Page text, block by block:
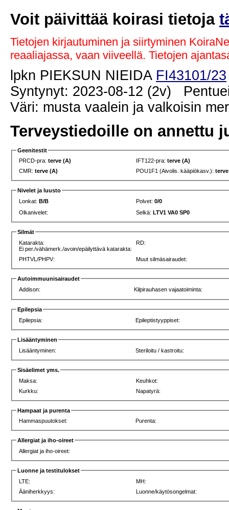
Voit päivittää koirasi tietoja
Tietojen kirjautuminen ja siirtyminen
reaaliajassa, vaan viiveellä. Tietojen
lpkn PIEKSUN NIEIDA FI43101/23
Syntynyt: 2023-08-12 (2v)
Väri: musta vaalein ja valkoisin
Terveystiedoille on annettu
Geenitestit
PRCD-pra:terve (A) IFT122-pra:terve (A)
CMR:terve (A) POU1F1 (Aivolis. kääpiökasv.):
Nivelet ja luusto
Lonkat:B/B Polvet:0/0
Olkanivelet:
Selkä:LTV1 VA0 SP0
Silmät
Katarakta:
Ei per./vähämerk./avoin/epäilyttävä katarakta:
RD:
PHTVL/PHPV: Muut silmäsairaudet:
Autoimmuunisairaudet
Addison:
Kilpirauhasen vajaatoiminta:
Epilepsia
Epilepsia:
Epileptistyyppiset:
Lisääntyminen
Lisääntyminen:
Steriloitu / kastroitu:
Sisäelimet yms.
Maksa:
Keuhkot:
Kurkku:
Napatyrä:
Hampaat ja purenta
Hammaspuutokset:
Purenta:
Allergiat ja iho-oireet
Allergiat ja iho-oireet:
Luonne ja testitulokset
LTE:
MH:
Ääniherkkyys:
Luonne/käytösongelmat: